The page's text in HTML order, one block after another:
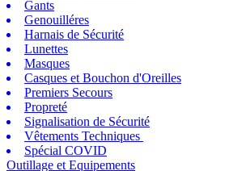
Gants
Genouilléres
Harnais de Sécurité
Lunettes
Masques
Casques et Bouchon d'Oreilles
Premiers Secours
Propreté
Signalisation de Sécurité
Vêtements Techniques
Spécial COVID
Outillage et Equipements